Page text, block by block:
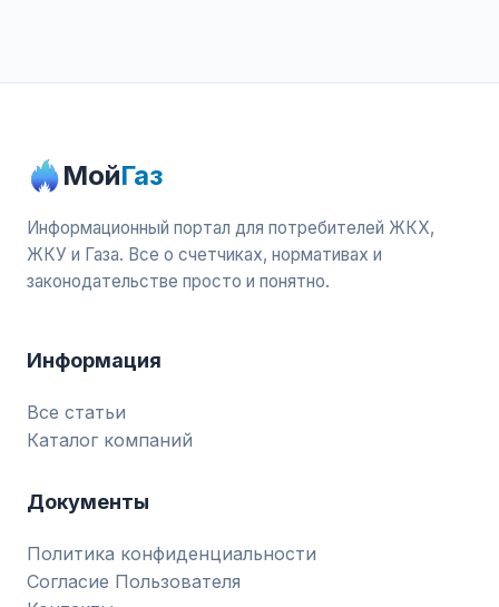
МойГаз
Информационный портал для потребителей ЖКХ,
ЖКУ и Газа. Все о счетчиках, нормативах и
законодательстве просто и понятно.
Информация
Все статьи
Каталог компаний
Документы
Политика конфиденциальности
Согласие Пользователя